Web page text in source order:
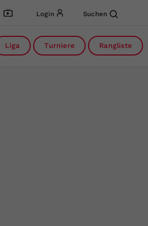
Login Suchen
Liga Turniere Rangliste